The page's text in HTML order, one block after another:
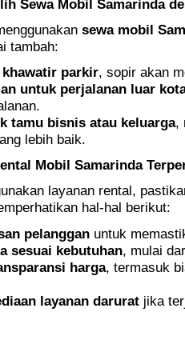
Sewa Mobil Samarinda
sewa mobil
tambah:
parkir, sopir akan
untuk perjalanan luar
tamu bisnis atau keluarga,
lebih baik.
Mobil Samarinda
layanan rental,
hal-hal berikut:
pelanggan untuk
sesuai kebutuhan, mulai
harga, termasuk
layanan darurat jika